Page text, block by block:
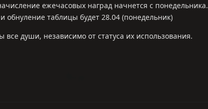
ежечасовых наград начнется с понедельника.
обнуление таблицы будет 28.04 (понедельник)
души, независимо от статуса их использования.